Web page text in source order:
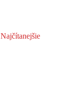
Najčítanejšie